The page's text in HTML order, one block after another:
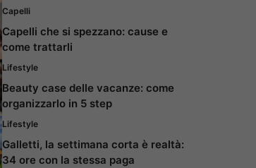
Capelli
Capelli che si spezzano: cause e
come trattarli
Lifestyle
Beauty case delle vacanze: come
organizzarlo in 5 step
Lifestyle
Galletti, la settimana corta è realtà:
34 ore con la stessa paga